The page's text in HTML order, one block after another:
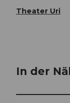
Theater Uri
In der